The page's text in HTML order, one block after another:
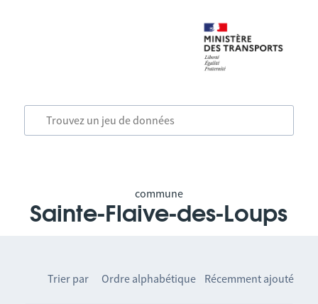
commune
Sainte-Flaive-des-Loups
Trier par Ordre alphabétique Récemment ajouté